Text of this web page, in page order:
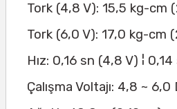
Tork (4,8 V): 15,5 kg-cm
Tork (6,0 V): 17,0 kg-cm
Hız: 0,16 sn (4,8 V) ¦
Çalışma Voltajı: 4,8 ~ 6,0